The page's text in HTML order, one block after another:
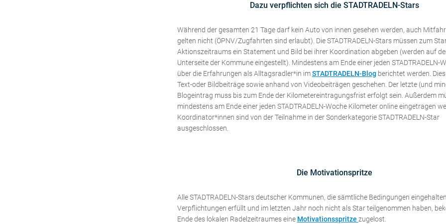
Dazu verpflichten sich die STADTRADELN-Stars
Während der gesamten 21 Tage darf kein Auto von innen gesehen werden, auch
gelten nicht (ÖPNV/Zugfahrten sind erlaubt). Die STADTRADELN-Stars müssen zum
Aktionszeitraums ein Statement und Bild bei ihrer Koordination abgeben (werden auf
Unterseite der Kommune eingestellt). Mindestens am Ende einer jeden STADTRADELN-
über die Erfahrungen als Alltagsradler*in imSTADTRADELN-Blog berichtet werden.
Text-oder Bildbeiträge sowie anhand von Videobeiträgen geschehen. Der letzte (und
Blogeintrag muss bis zum Ende der Kilometereintragungsfrist erfolgt sein. Außerdem
mindestens am Ende einer jeden STADTRADELN-Woche Kilometer online eingetragen
Koordinator*innen sind von der Teilnahme in der Sonderkategorie STADTRADELN-Star
ausgeschlossen.
Die Motivationspritze
Alle STADTRADELN-Stars deutscher Kommunen, die sämtliche Bedingungen
Verpflichtungen erfüllt und im letzten Jahr noch nicht als Star teilgenommen haben,
Ende des lokalen Radelzeitraumes eine Motivationsspritze zugelost.